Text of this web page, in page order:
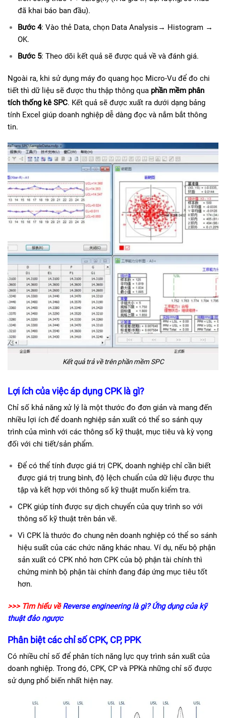
đã khai báo ban đầu).
Bước 4: Vào thẻ Data, chọn Data Analysis→ Histogram →
OK.
Bước 5: Theo dõi kết quả sẽ được quả về và đánh giá.
Ngoài ra, khi sử dụng máy đo quang học Micro-Vu để đo chi
tiết thì dữ liệu sẽ được thu thập thông qua phần mềm phân
tích thống kê SPC. Kết quả sẽ được xuất ra dưới dạng bảng
tính Excel giúp doanh nghiệp dễ dàng đọc và nắm bắt thông
tin.
Kết quả trả về trên phần mềm SPC
Lợi ích của việc áp dụng CPKlà gì?
Chỉ số khả năng xử lý là một thước đo đơn giản và mang đến
nhiều lợi ích để doanh nghiệp sản xuất có thể so sánh quy
trình của mình với các thông số kỹ thuật, mục tiêu và kỳ vọng
đối với chi tiết/sản phẩm.
Để có thể tính được giá trị CPK, doanh nghiệp chỉ cần biết
được giá trị trung bình, độ lệch chuẩn của dữ liệu được thu
tập và kết hợp với thông số kỹ thuật muốn kiểm tra.
CPK giúp tính được sự dịch chuyển của quy trình so với
thông số kỹ thuật trên bản vẽ.
Vì CPK là thước đo chung nên doanh nghiệp có thể so sánh
hiệu suất của các chức năng khác nhau. Ví dụ, nếu bộ phận
sản xuất có CPK nhỏ hơn CPK của bộ phận tài chính thì
chứng minh bộ phận tài chính đang đáp ứng mục tiêu tốt
hơn.
>>> Tìm hiểu về Reverse engineering là gì? Ứng dụng của kỹ
thuật đảo ngược
Phân biệt các chỉ số CPK, CP, PPK
Có nhiều chỉ số để phân tích năng lực quy trình sản xuất của
doanh nghiệp. Trong đó, CPK, CP và PPKà những chỉ số được
sử dụng phổ biến nhất hiện nay.